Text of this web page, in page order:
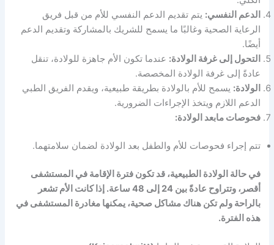
الدعم النفسي: يتم تقديم الدعم النفسي للأم من قبل فريق
الرعاية الصحية وغالبًا ما يسمح للشريك بالمشاركة وتقديم الدعم
أيضًا.
التحول إلى غرفة الولادة: عندما تكون الأم جاهزة للولادة، تنقل
عادةً إلى غرفة الولادة المخصصة.
الولادة: يسمح للأم بالولادة بطريقة طبيعية، ويقدم الفريق الطبي
الدعم اللازم ويتخذ الإجراءات الضرورية.
فحوصات مابعد الولادة:
تتم إجراء فحوصات للأم والطفل بعد الولادة لضمان سلامتهما.
في حالة الولادة الطبيعية، قد تكون فترة الإقامة في المستشفى
أقصر، وتتراوح عادةً بين 24 إلى 48 ساعة. إذا كانت الأم تشعر
بالراحة ولم تكن هناك مشاكل صحية، يمكنها مغادرة المستشفى في
هذه الفترة.